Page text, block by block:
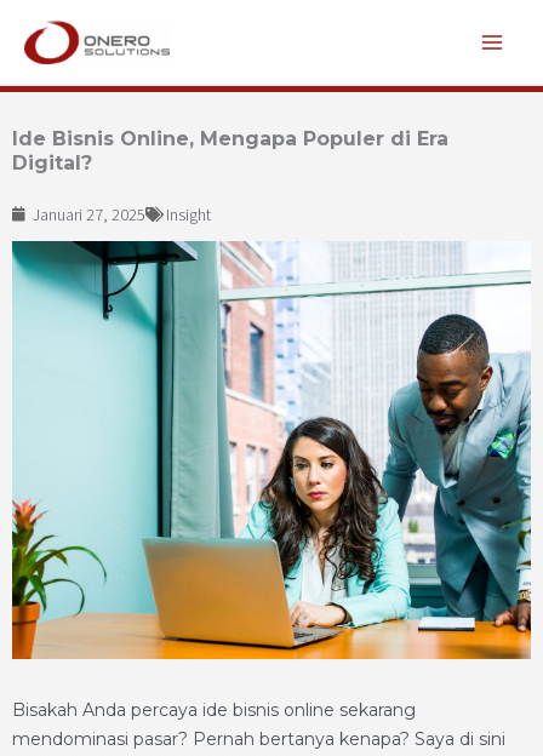
Lewati
Ide Bisnis Online, Mengapa Populer di Era
Digital?
Januari 27, 2025 Insight
Bisakah Anda percaya ide bisnis online sekarang
mendominasi pasar? Pernah bertanya kenapa? Saya di sini